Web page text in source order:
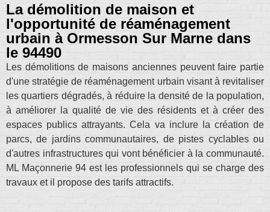
La démolition de maison et
l'opportunité de réaménagement
urbain à Ormesson Sur Marne dans
le 94490
Les démolitions de maisons anciennes peuvent faire partie
d'une stratégie de réaménagement urbain visant à revitaliser
les quartiers dégradés, à réduire la densité de la population,
à améliorer la qualité de vie des résidents et à créer des
espaces publics attrayants. Cela va inclure la création de
parcs, de jardins communautaires, de pistes cyclables ou
d'autres infrastructures qui vont bénéficier à la communauté.
ML Maçonnerie 94 est les professionnels qui se charge des
travaux et il propose des tarifs attractifs.